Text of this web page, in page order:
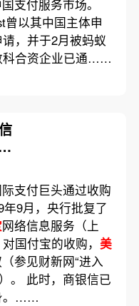
支付服务市场。
曾以其中国主体申
，并于2月被蚂蚁
科合资企业已通……
支付巨头通过收购
9月，央行批复了
网络信息服务（上
国付宝的收购， 美
参见财新网“进入
。 此时，商银信已
。……